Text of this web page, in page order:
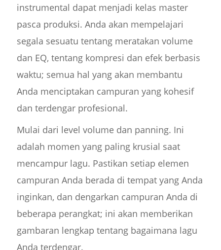
instrumental dapat menjadi kelas master
pasca produksi. Anda akan mempelajari
segala sesuatu tentang meratakan volume
dan EQ, tentang kompresi dan efek berbasis
waktu; semua hal yang akan membantu
Anda menciptakan campuran yang kohesif
dan terdengar profesional.
Mulai dari level volume dan panning. Ini
adalah momen yang paling krusial saat
mencampur lagu. Pastikan setiap elemen
campuran Anda berada di tempat yang Anda
inginkan, dan dengarkan campuran Anda di
beberapa perangkat; ini akan memberikan
gambaran lengkap tentang bagaimana lagu
Anda terdengar.